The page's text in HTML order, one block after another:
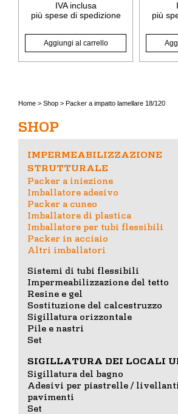
IVA inclusa
più spese di spedizione
Aggiungi al carrello
più
Home > Shop > Packer a impatto lamellare 18/120
SHOP
IMPERMEABILIZZAZIONE
STRUTTURALE
Packer a iniezione
Imballatore adesivo
Packer a cuneo
Imballatore di plastica
Imballatore per tubi flessibili
Packer in acciaio
Altri imballatori
Sistemi di tubi flessibili
Impermeabilizzazione del tetto
Resine e gel
Sostituzione del calcestruzzo
Sigillatura orizzontale
Pile e nastri
Set
SIGILLATURA DEI LOCALI
Sigillatura del bagno
Adesivi per piastrelle /
pavimenti
Set